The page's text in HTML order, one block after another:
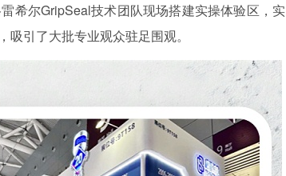
希尔GripSeal技术团队现场搭建实操体验区，实
引了大批专业观众驻足围观。